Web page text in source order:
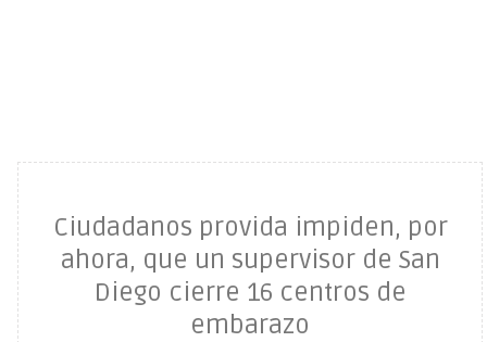
Ciudadanos provida impiden, por
ahora, que un supervisor de San
Diego cierre 16 centros de
embarazo